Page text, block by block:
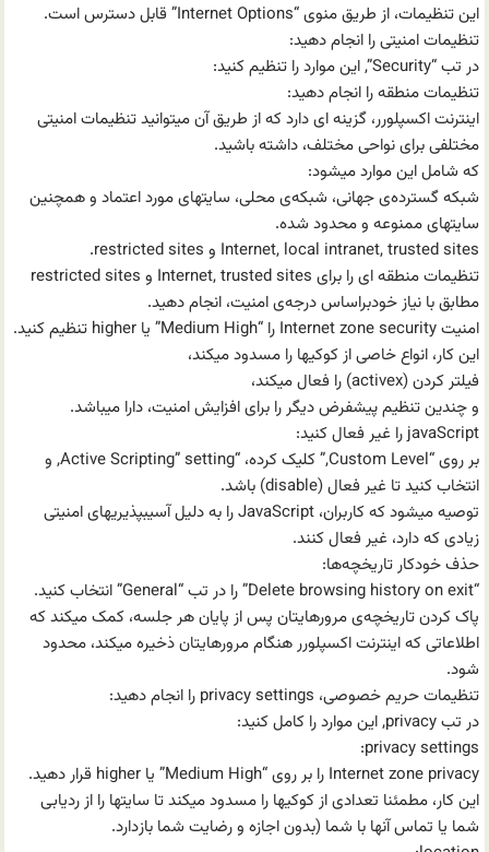
این تنظیمات، از طریق منوی “Internet Options” قابل دسترس است.
تنظیمات امنیتی را انجام دهید:
در تب “Security”, این موارد را تنظیم کنید:
تنظیمات منطقه را انجام دهید:
اینترنت اکسپلورر، گزینه ای دارد که از طریق آن میتوانید تنظیمات امنیتی
مختلفی برای نواحی مختلف، داشته باشید.
که شامل این موارد میشود:
شبکه گسترده‌ی جهانی، شبکه‌ی محلی، سایتهای مورد اعتماد و همچنین
سایتهای ممنوعه و محدود شده.
Internet, local intranet, trusted sites و restricted sites.
تنظیمات منطقه ای را برای Internet, trusted sites و restricted sites
مطابق با نیاز خودبراساس درجه‌ی امنیت، انجام دهید.
امنیت Internet zone security را “Medium High” یا higher تنظیم کنید.
این کار، انواع خاصی از کوکیها را مسدود میکند،
فیلتر کردن (activex) را فعال میکند،
و چندین تنظیم پیشفرض دیگر را برای افزایش امنیت، دارا میباشد.
javaScript را غیر فعال کنید:
بر روی “Custom Level,” کلیک کرده، “Active Scripting” setting, و
انتخاب کنید تا غیر فعال (disable) باشد.
توصیه میشود که کاربران، JavaScript را به دلیل آسیبپذیریهای امنیتی
زیادی که دارد، غیر فعال کنند.
حذف خودکار تاریخچه‌ها:
“Delete browsing history on exit” را در تب “General” انتخاب کنید.
پاک کردن تاریخچه‌ی مرورهایتان پس از پایان هر جلسه، کمک میکند که
اطلاعاتی که اینترنت اکسپلورر هنگام مرورهایتان ذخیره میکند، محدود
شود.
تنظیمات حریم خصوصی، privacy settings را انجام دهید:
در تب privacy, این موارد را کامل کنید:
privacy settings:
Internet zone privacy را بر روی “Medium High” یا higher قرار دهید.
این کار، مطمئنا تعدادی از کوکیها را مسدود میکند تا سایتها را از ردیابی
شما یا تماس آنها با شما (بدون اجازه و رضایت شما باز‌دارد.